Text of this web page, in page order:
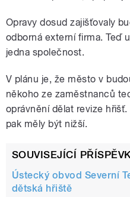
Opravy dosud zajišťovaly
odborná externí firma. Teď
jedna společnost.
V plánu je, že město v
někoho ze zaměstnanců
oprávnění dělat revize
pak měly být nižší.
SOUVISEJÍCÍ
Ústecký obvod Severní
dětská hřiště